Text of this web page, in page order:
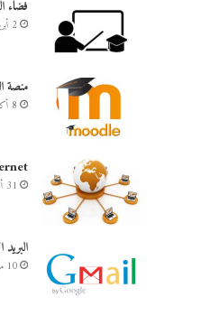
فضاء
2 أبريل 2022
منصة
8 أكتوبر 2019
31 أكتوبر 2021
10 مارس 2021